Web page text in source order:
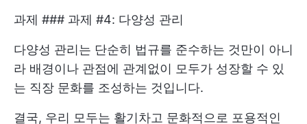
과제 ### 과제 #4: 다양성 관리
다양성 관리는 단순히 법규를 준수하는 것만이 아니
라 배경이나 관점에 관계없이 모두가 성장할 수 있
는 직장 문화를 조성하는 것입니다.
결국, 우리 모두는 활기차고 문화적으로 포용적인